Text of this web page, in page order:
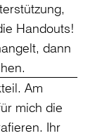
Handouts!
dann
Am
mich die
Ihr